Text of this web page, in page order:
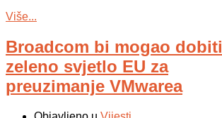
Više...
Broadcom bi mogao dobiti
zeleno svjetlo EU za
preuzimanje VMwarea